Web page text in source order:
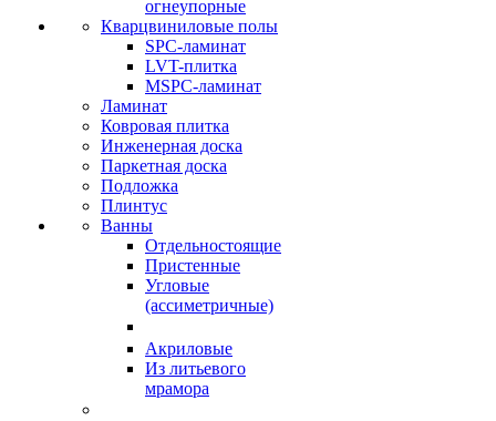
огнеупорные
Кварцвиниловые полы
SPC-ламинат
LVT-плитка
MSPC-ламинат
Ламинат
Ковровая плитка
Инженерная доска
Паркетная доска
Подложка
Плинтус
Ванны
Отдельностоящие
Пристенные
Угловые
(ассиметричные)
Акриловые
Из литьевого
мрамора